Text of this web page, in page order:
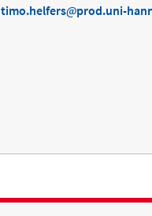
timo.helfers prod.uni-